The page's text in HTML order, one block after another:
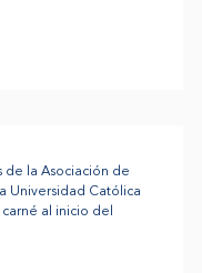
de la Asociación de
Universidad Católica
al inicio del